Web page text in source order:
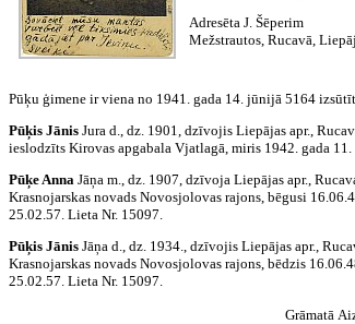
Adresēta J. Šēperim
Mežstrautos, Rucavā,
Pūķu ģimene ir viena no 1941. gada 14. jūnijā 5164
Pūķis Jānis Jura d., dz. 1901, dzīvojis Liepājas apr.,
ieslodzīts Kirovas apgabala Vjatlagā, miris 1942. gada
Pūķe Anna Jāņa m., dz. 1907, dzīvoja Liepājas apr.,
Krasnojarskas novads Novosjolovas rajons, bēgusi
25.02.57. Lieta Nr. 15097.
Pūķis Jānis Jāņa d., dz. 1934., dzīvojis Liepājas apr.,
Krasnojarskas novads Novosjolovas rajons, bēdzis
25.02.57. Lieta Nr. 15097.
Grāmatā